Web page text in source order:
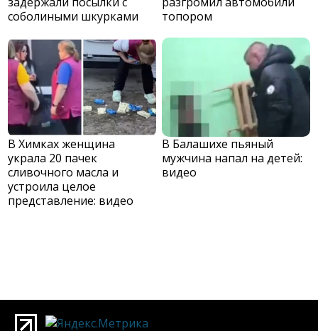
соболиными шкурками
топором
В Химках женщина
украла 20 пачек
сливочного масла и
устроила целое
представление: видео
В Балашихе пьяный
мужчина напал на детей:
видео